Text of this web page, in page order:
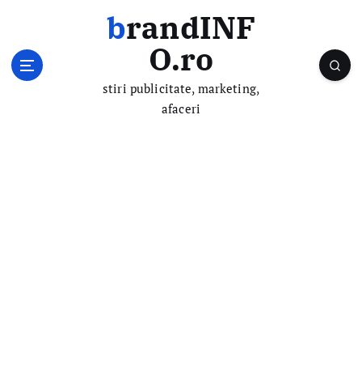
brandINF
O.ro
stiri publicitate, marketing,
afaceri